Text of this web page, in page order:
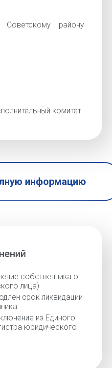
району
комитет
информацию
собственника о
лица)
срок ликвидации
из Единого
юридического